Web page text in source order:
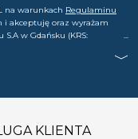
na warunkach Regulaminu
i akceptuję oraz wyrażam
w Gdańsku (KRS:
Wiem, że mogę tę
KLIENTA